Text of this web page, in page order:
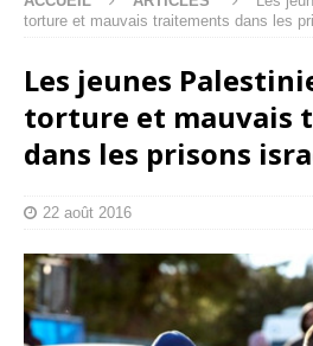
torture et mauvais traitements dans les
Les jeunes
torture et mauvais
dans les prisons
22 août 2016